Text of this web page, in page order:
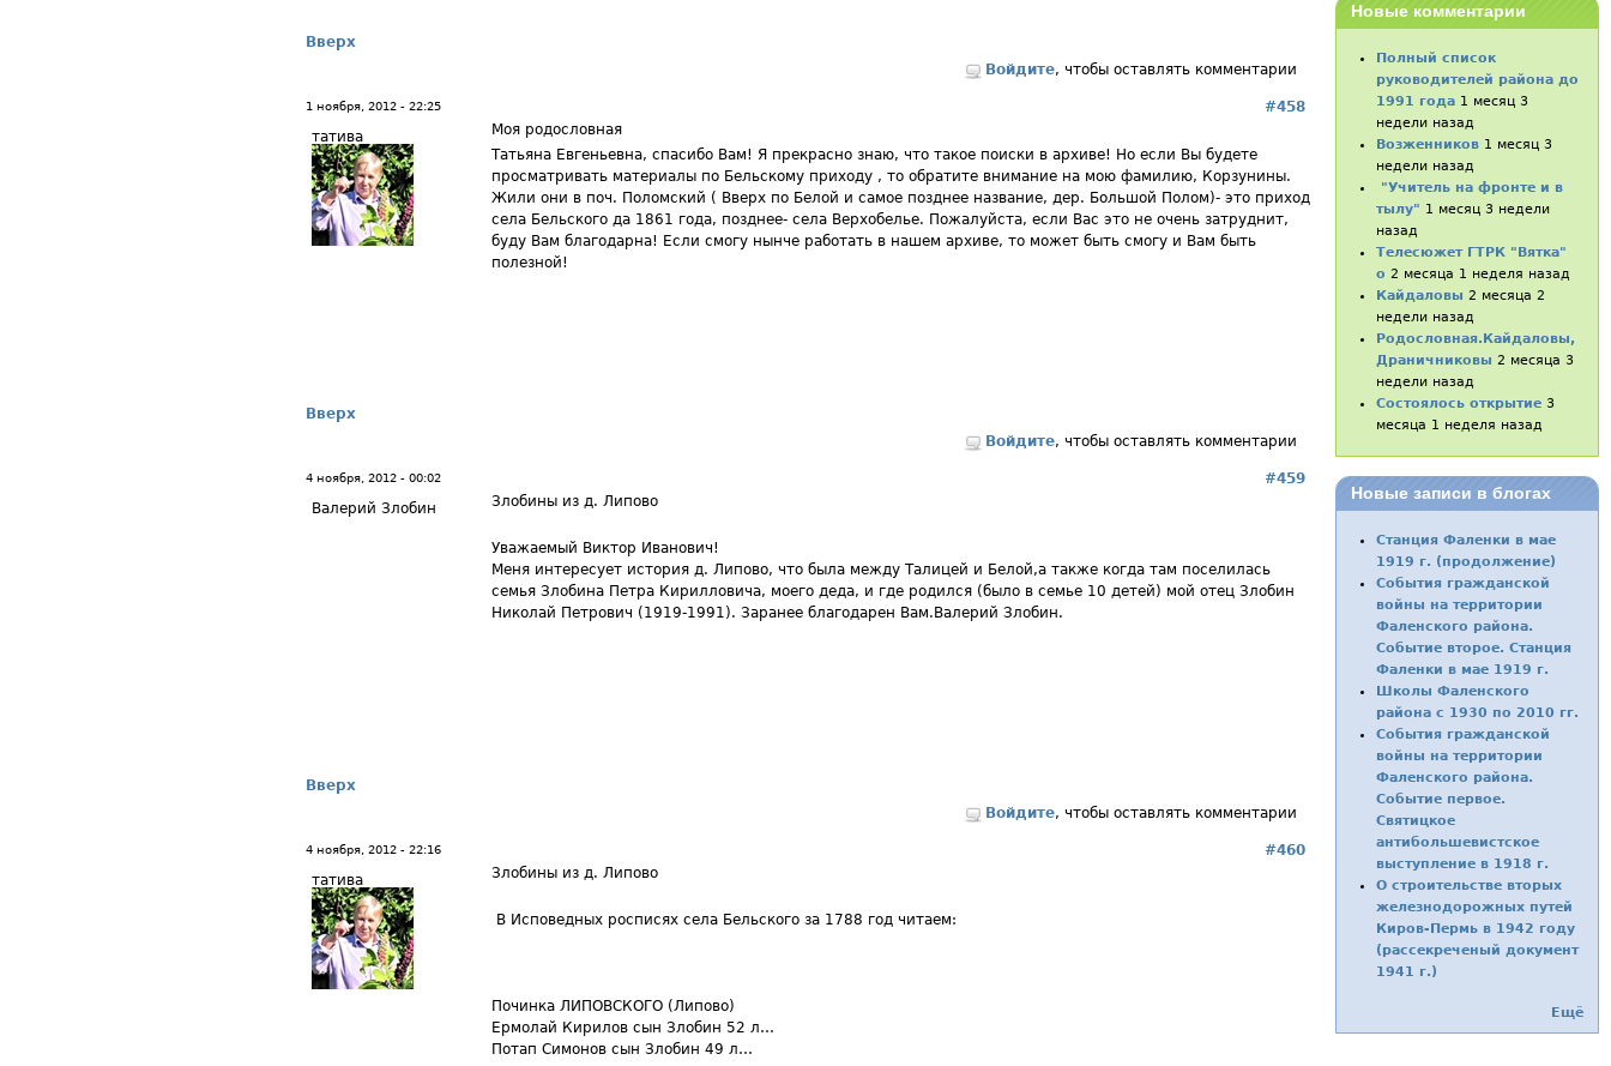
Вверх
Войдите, чтобы оставлять комментарии
1 ноября, 2012 - 22:25
#458
татива
Моя родословная
Татьяна Евгеньевна, спасибо Вам! Я прекрасно знаю, что такое поиски в архиве! Но если Вы будете
просматривать материалы по Бельскому приходу , то обратите внимание на мою фамилию, Корзунины.
Жили они в поч. Поломский ( Вверх по Белой и самое позднее название, дер. Большой Полом)- это приход
села Бельского да 1861 года, позднее- села Верхобелье. Пожалуйста, если Вас это не очень затруднит,
буду Вам благодарна! Если смогу нынче работать в нашем архиве, то может быть смогу и Вам быть
полезной!
Вверх
Войдите, чтобы оставлять комментарии
4 ноября, 2012 - 00:02
#459
Валерий Злобин
Злобины из д. Липово
Уважаемый Виктор Иванович!
Меня интересует история д. Липово, что была между Талицей и Белой,а также когда там поселилась
семья Злобина Петра Кирилловича, моего деда, и где родился (было в семье 10 детей) мой отец Злобин
Николай Петрович (1919-1991). Заранее благодарен Вам.Валерий Злобин.
Вверх
Войдите, чтобы оставлять комментарии
4 ноября, 2012 - 22:16
#460
татива
Злобины из д. Липово
В Исповедных росписях села Бельского за 1788 год читаем:
Починка ЛИПОВСКОГО (Липово)
Ермолай Кирилов сын Злобин 52 л…
Потап Симонов сын Злобин 49 л…
Новые комментарии
Полный список
руководителей района до
1991 года 1 месяц 3
недели назад
Возженников 1 месяц 3
недели назад
"Учитель на фронте и в
тылу" 1 месяц 3 недели
назад
Телесюжет ГТРК "Вятка"
о 2 месяца 1 неделя назад
Кайдаловы 2 месяца 2
недели назад
Родословная.Кайдаловы,
Драничниковы 2 месяца 3
недели назад
Состоялось открытие 3
месяца 1 неделя назад
Новые записи в блогах
Станция Фаленки в мае
1919 г. (продолжение)
События гражданской
войны на территории
Фаленского района.
Событие второе. Станция
Фаленки в мае 1919 г.
Школы Фаленского
района с 1930 по 2010 гг.
События гражданской
войны на территории
Фаленского района.
Событие первое.
Святицкое
антибольшевистское
выступление в 1918 г.
О строительстве вторых
железнодорожных путей
Киров-Пермь в 1942 году
(рассекреченый документ
1941 г.)
Ещё